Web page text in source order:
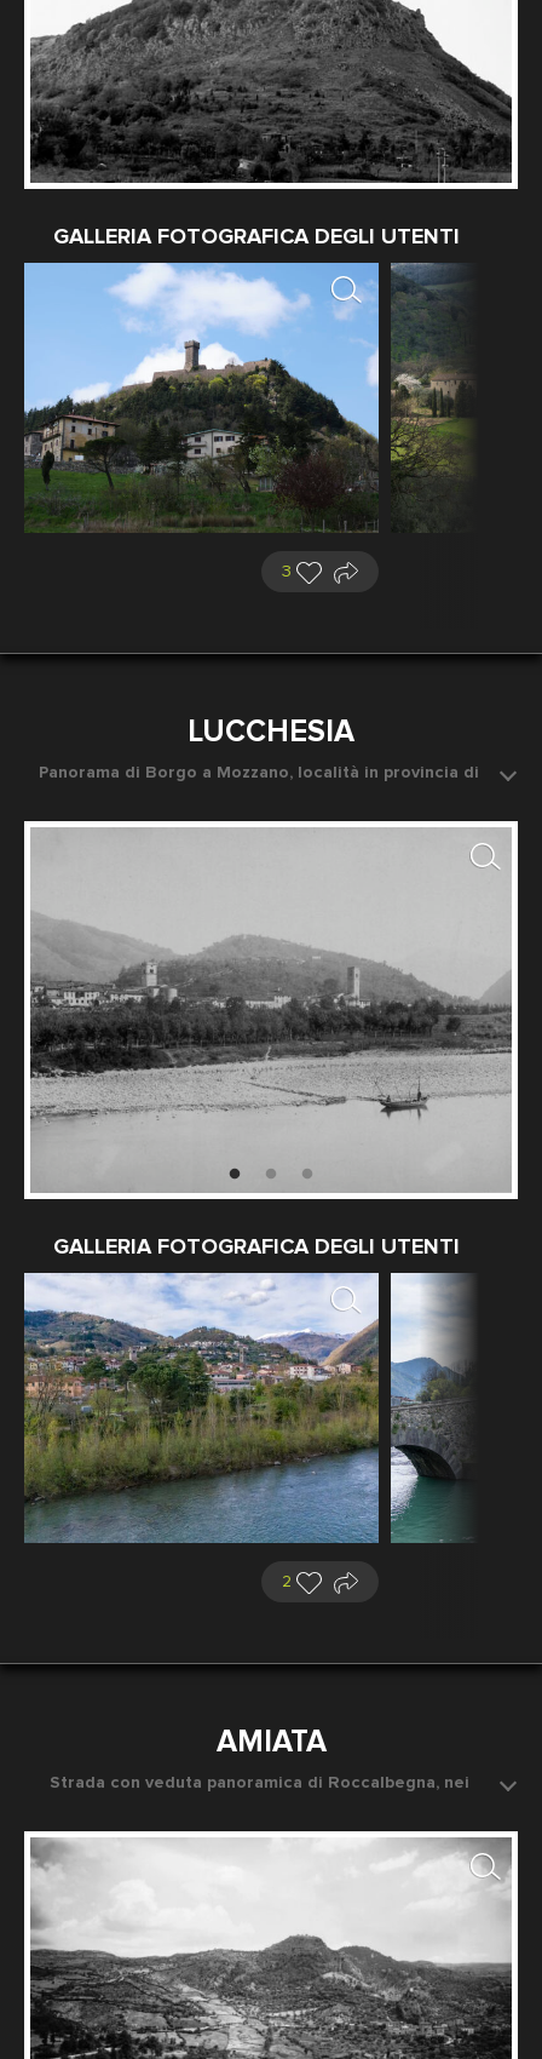
GALLERIA FOTOGRAFICA DEGLI UTENTI
3
LUCCHESIA
Panorama di Borgo a Mozzano, località in provincia di
Fotografo: Fratelli Alinari
GALLERIA FOTOGRAFICA DEGLI UTENTI
2
AMIATA
Strada con veduta panoramica di Roccalbegna, nei
Fotografo: Fratelli Alinari